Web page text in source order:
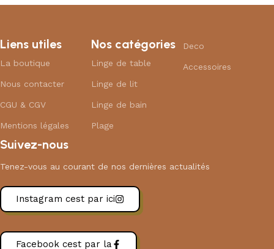
Liens utiles
La boutique
Nous contacter
CGU & CGV
Mentions légales
Nos catégories
Linge de table
Linge de lit
Linge de bain
Plage
Deco
Accessoires
Suivez-nous
Tenez-vous au courant de nos dernières actualités
Instagram cest par ici
Facebook cest par la